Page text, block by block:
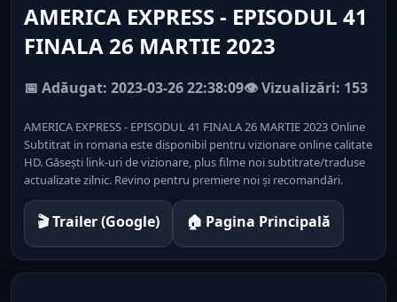
AMERICA EXPRESS - EPISODUL 41
FINALA 26 MARTIE 2023
📅 Adăugat: 2023-03-26 22:38:09👁️ Vizualizări: 153
AMERICA EXPRESS - EPISODUL 41 FINALA 26 MARTIE 2023 Online
Subtitrat in romana este disponibil pentru vizionare online calitate
HD. Găsești link-uri de vizionare, plus filme noi subtitrate/traduse
actualizate zilnic. Revino pentru premiere noi și recomandări.
🎬 Trailer (Google) 🏠 Pagina Principală